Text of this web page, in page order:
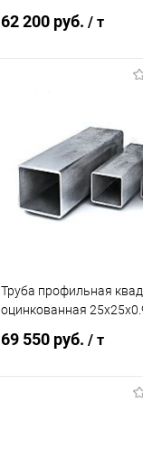
62 200 руб. / т
Купить в 1 клик
В избранное
Труба профильная
оцинкованная
69 550 руб. / т